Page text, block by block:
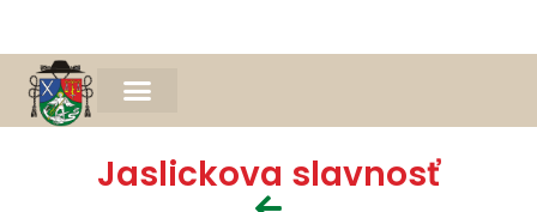
Jaslickova slavnosť